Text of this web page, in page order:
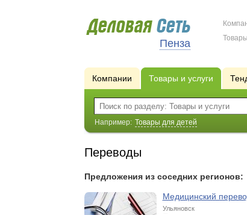
Пенза
Компании Товары и услуги
Например: Товары для детей
Переводы
Предложения из соседних регионов:
Медицинский
Ульяновск